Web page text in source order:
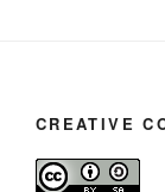
CREATIVE